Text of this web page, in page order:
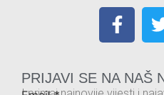
PRIJAVI SE NA NAŠ